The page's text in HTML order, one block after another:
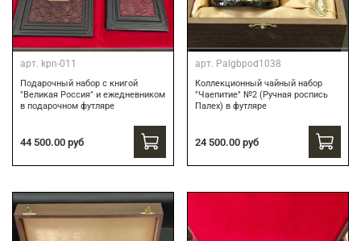
арт. kpn-011
Подарочный набор с книгой
"Великая Россия" и ежедневником
в подарочном футляре
44 500.00 руб
арт. Palgbpod1038
Коллекционный чайный набор
"Чаепитие" №2 (Ручная роспись
Палех) в футляре
24 500.00 руб